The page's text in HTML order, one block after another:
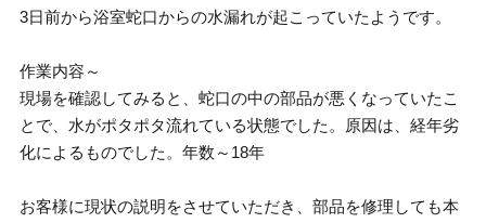
3日前から浴室蛇口からの水漏れが起こっていたようです。
作業内容～
現場を確認してみると、蛇口の中の部品が悪くなっていたこ
とで、水がポタポタ流れている状態でした。原因は、経年劣
化によるものでした。年数～18年
お客様に現状の説明をさせていただき、部品を修理しても本